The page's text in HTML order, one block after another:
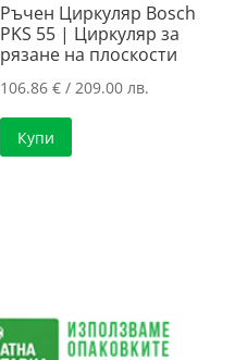
Ръчен Циркуляр Bosch
PKS 55 | Циркуляр за
рязанe нa плоскости
106.86€ / 209.00 лв.
Купи